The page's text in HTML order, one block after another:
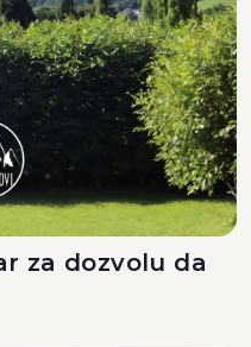
za dozvolu da